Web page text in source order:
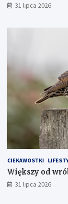
31 lipca 2026
CIEKAWOSTKI
Większy od
31 lipca 2026